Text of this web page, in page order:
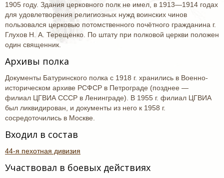
1905 году. Здания церковного полк не имел, в 1913—1914 годах
для удовлетворения религиозных нужд воинских чинов
пользовался церковью потомственного почётного гражданина г.
Глухов Н. А. Терещенко. По штату при полковой церкви положен
один священник.
Архивы полка
Документы Батуринского полка с 1918 г. хранились в Военно-
историческом архиве РСФСР в Петрограде (позднее —
филиал ЦГВИА СССР в Ленинграде). В 1955 г. филиал ЦГВИА
был ликвидирован, и документы из него к 1958 г.
сосредоточились в Москве.
Входил в состав
44-я пехотная дивизия
Участвовал в боевых действиях